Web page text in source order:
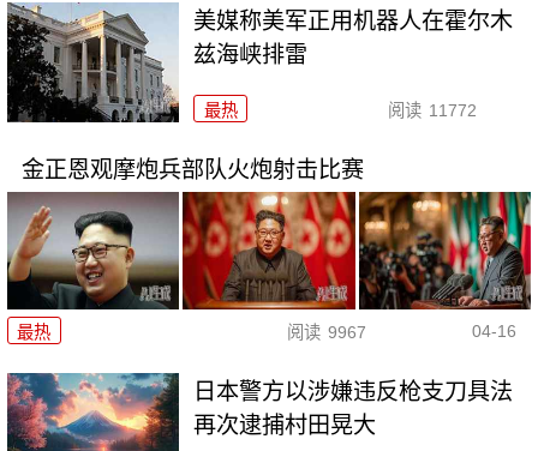
美媒称美军正用机器人在霍尔木
兹海峡排雷
最热 阅读 11772
金正恩观摩炮兵部队火炮射击比赛
最热 阅读 9967 04-16
日本警方以涉嫌违反枪支刀具法
再次逮捕村田晃大